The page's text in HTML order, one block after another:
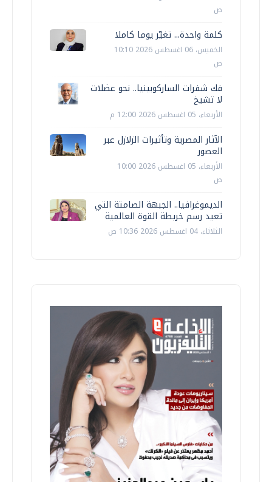
ص
كلمة واحدة... تغيّر يوما كاملا
الخميس، 06 اغسطس 2026 10:10
ص
فك شفرات الساركوبينيا.. نحو عضلات
لا تشيخ
الأربعاء، 05 اغسطس 2026 12:00 م
الآثار المصرية وتأثيرات الزلازل عبر
العصور
الأربعاء، 05 اغسطس 2026 10:00
ص
الديموغرافيا.. الجبهة الصامتة التي
تعيد رسم خريطة القوة العالمية
الثلاثاء، 04 اغسطس 2026 10:36 ص